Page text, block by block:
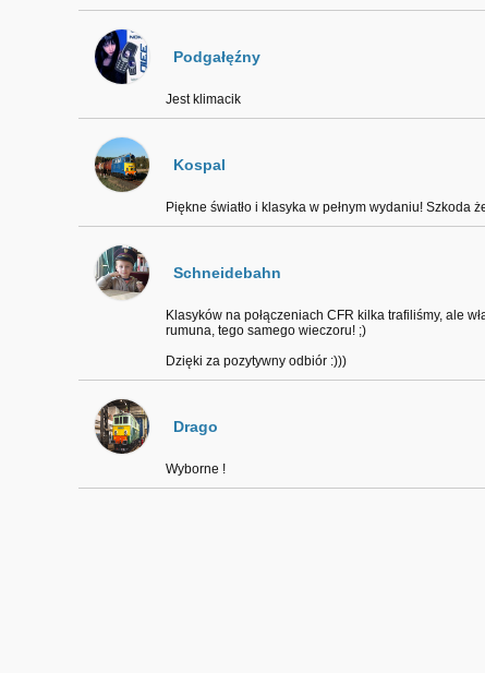
Podgałęźny
Jest klimacik
Kospal
Piękne światło i klasyka w pełnym wydaniu! Szkoda
Schneidebahn
Klasyków na połączeniach CFR kilka trafiliśmy, ale
rumuna, tego samego wieczoru! ;)
Dzięki za pozytywny odbiór :)))
Drago
Wyborne !